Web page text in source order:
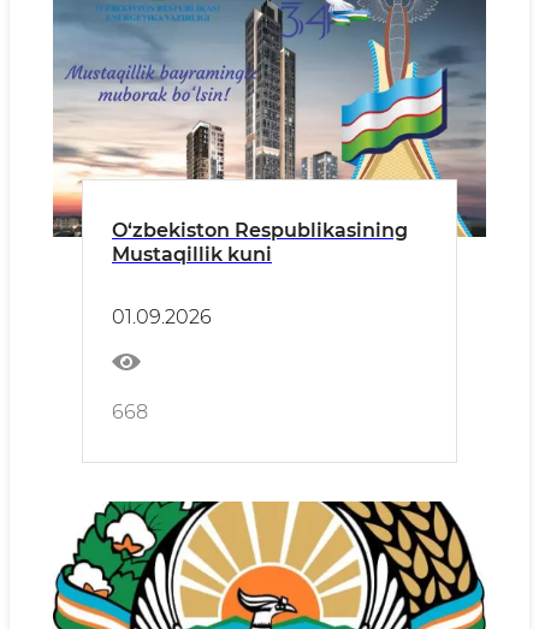
O‘zbekiston Respublikasining
Mustaqillik kuni
01.09.2026
668